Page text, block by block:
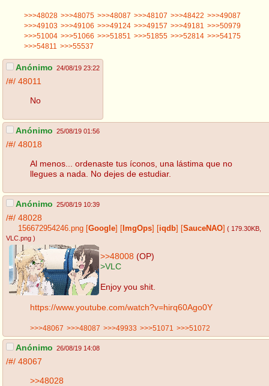
>>>48028 >>>48075 >>>48087 >>>48107 >>>48422 >>>49087
>>>49103 >>>49106 >>>49124 >>>49157 >>>49181
>>>50979
>>>51004 >>>51066 >>>51851 >>>51855 >>>52814 >>>54175
>>>54811
>>>55537
Anónimo 24/08/19 23:22
/#/ 48011
No
Anónimo 25/08/19 01:56
/#/ 48018
Al menos... ordenaste tus íconos, una lástima que no
llegues a nada. No dejes de estudiar.
Anónimo 25/08/19 10:39
/#/ 48028
156672954246.png Google ImgOps iqdb SauceNAO ( 179.30KB
VLC.png )
>>48008 (OP)
>VLC
Enjoy you shit.
https://www.youtube.com/watch?v=hirq60Ago0Y
>>>48067 >>>48087 >>>49933 >>>51071 >>>51072
Anónimo 26/08/19 14:08
/#/ 48067
>>48028